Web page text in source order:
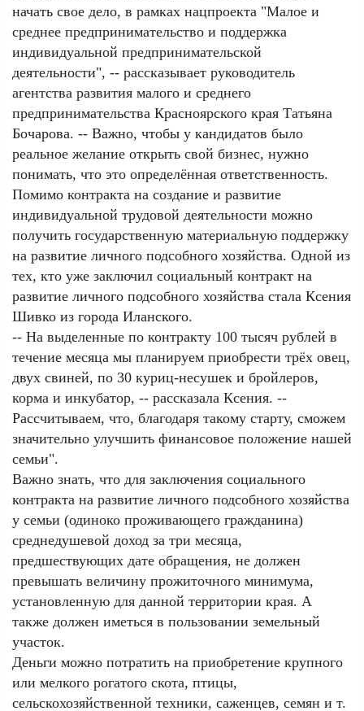
начать свое дело, в рамках нацпроекта "Малое и
среднее предпринимательство и поддержка
индивидуальной предпринимательской
деятельности", -- рассказывает руководитель
агентства развития малого и среднего
предпринимательства Красноярского края Татьяна
Бочарова. -- Важно, чтобы у кандидатов было
реальное желание открыть свой бизнес, нужно
понимать, что это определённая ответственность.
Помимо контракта на создание и развитие
индивидуальной трудовой деятельности можно
получить государственную материальную поддержку
на развитие личного подсобного хозяйства. Одной из
тех, кто уже заключил социальный контракт на
развитие личного подсобного хозяйства стала Ксения
Шивко из города Иланского.
-- На выделенные по контракту 100 тысяч рублей в
течение месяца мы планируем приобрести трёх овец,
двух свиней, по 30 куриц-несушек и бройлеров,
корма и инкубатор, -- рассказала Ксения. --
Рассчитываем, что, благодаря такому старту, сможем
значительно улучшить финансовое положение нашей
семьи".
Важно знать, что для заключения социального
контракта на развитие личного подсобного хозяйства
у семьи (одиноко проживающего гражданина)
среднедушевой доход за три месяца,
предшествующих дате обращения, не должен
превышать величину прожиточного минимума,
установленную для данной территории края. А
также должен иметься в пользовании земельный
участок.
Деньги можно потратить на приобретение крупного
или мелкого рогатого скота, птицы,
сельскохозяйственной техники, саженцев, семян и т.